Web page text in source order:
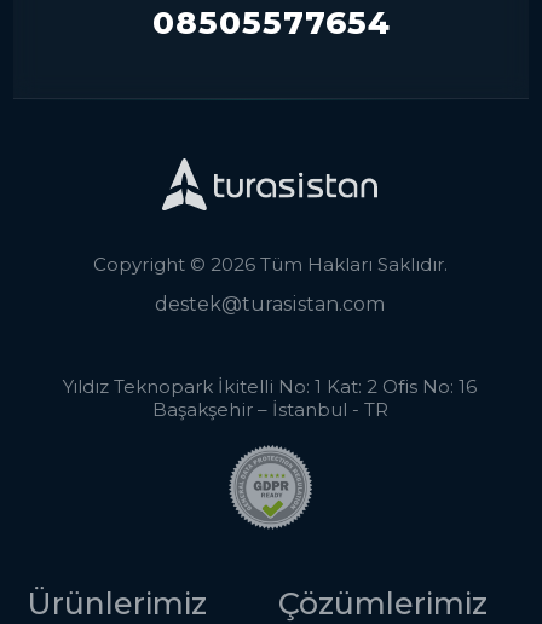
08505577654
Copyright © 2026 Tüm Hakları Saklıdır.
destek@turasistan.com
Yıldız Teknopark İkitelli No: 1 Kat: 2 Ofis No: 16
Başakşehir – İstanbul - TR
Ürünlerimiz Çözümlerimiz